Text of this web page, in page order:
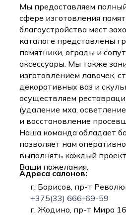
Мы предоставляем
сфере изготовления
благоустройства мест
каталоге представлены
памятники, ограды и
аксессуары. Мы также
изготовлением лавочек,
декоративных ваз и
осуществляем
(удаление мха,
и восстановление
Наша команда обладает
позволяет нам
выполнять каждый
Ваши пожелания.
Адреса салонов:
г. Борисов, пр-т
+375(33) 666-69-59
г. Жодино, пр-т Мира 16